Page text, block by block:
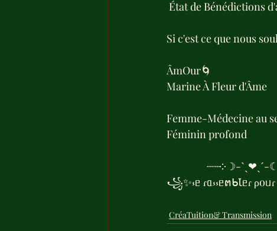
État de Bénédictions
Si c'est ce que nous
ÂmOur🌀
Marine À Fleur d'Âme
Femme-Médecine au
Féminin profond
┈┈༶☽-
꧁✨⳽ᥱ ɾᥲ⳽⳽ᥱຕᑲꙆᥱɾ
CréaTuition& Transmission